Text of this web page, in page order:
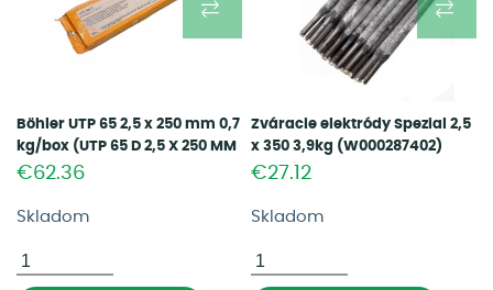
Böhler UTP 65 2,5 x 250 mm 0,7
kg/box (UTP 65 D 2,5 X 250 MM
1,2KG)
€62.36
Skladom
Zváracie elektródy Spezial 2,5
x 350 3,9kg (W000287402)
€27.12
Skladom